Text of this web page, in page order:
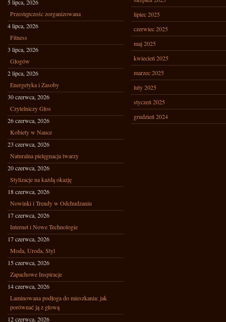
5 lipca, 2026
Przestępczośc zorganizowana
4 lipca, 2026
Fitness
3 lipca, 2026
Głogów
2 lipca, 2026
Energetyka i Zasoby
30 czerwca, 2026
Czytelniczy Głos
26 czerwca, 2026
Kobiety w Nauce
23 czerwca, 2026
Naturalna pielęgnacja twarzy
20 czerwca, 2026
Stylizacje na każdą okazję
18 czerwca, 2026
Nowinki i Trendy w Odchudzaniu
17 czerwca, 2026
Internet i Nowe Technologie
17 czerwca, 2026
Moda, Uroda, Styl
15 czerwca, 2026
Zapachowe Inspiracje
14 czerwca, 2026
Laminowana podłoga do mieszkania: jak
porównać ją z głową
12 czerwca, 2026
lipiec 2025
czerwiec 2025
maj 2025
kwiecień 2025
marzec 2025
luty 2025
styczeń 2025
grudzień 2024